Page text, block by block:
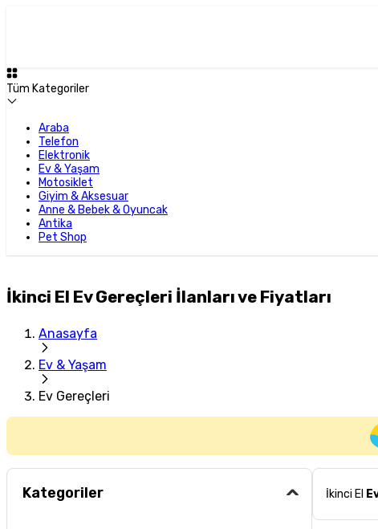
Tüm Kategoriler
Araba
Telefon
Elektronik
Ev & Yaşam
Motosiklet
Giyim & Aksesuar
Anne & Bebek & Oyuncak
Antika
Pet Shop
İkinci El Ev Gereçleri İlanları ve Fiyatları
Anasayfa
Ev & Yaşam
Ev Gereçleri
Kategoriler İkinci El